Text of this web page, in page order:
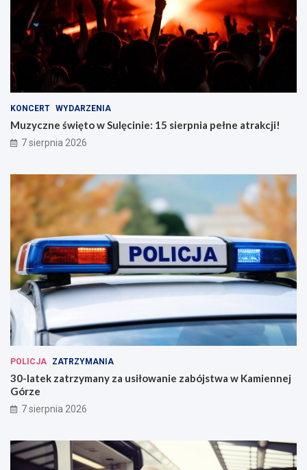
KONCERT WYDARZENIA
Muzyczne święto w Sulęcinie: 15 sierpnia pełne atrakcji!
7 sierpnia 2026
POLICJA ZATRZYMANIA
30-latek zatrzymany za usiłowanie zabójstwa w Kamiennej
Górze
7 sierpnia 2026